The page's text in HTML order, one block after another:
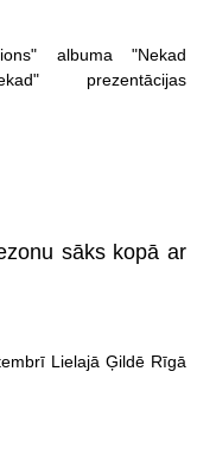
albuma "Nekad
prezentācijas
sāks kopā ar
Lielajā Ģildē Rīgā